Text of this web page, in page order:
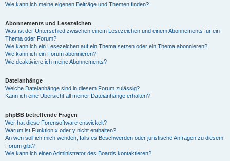
Wie kann ich meine eigenen Beiträge und Themen finden?
Abonnements und Lesezeichen
Was ist der Unterschied zwischen einem Lesezeichen und einem Abonnements für ein
Thema oder Forum?
Wie kann ich ein Lesezeichen auf ein Thema setzen oder ein Thema abonnieren?
Wie kann ich ein Forum abonnieren?
Wie deaktiviere ich meine Abonnements?
Dateianhänge
Welche Dateianhänge sind in diesem Forum zulässig?
Kann ich eine Übersicht all meiner Dateianhänge erhalten?
phpBB betreffende Fragen
Wer hat diese Forensoftware entwickelt?
Warum ist Funktion x oder y nicht enthalten?
An wen soll ich mich wenden, falls es Beschwerden oder juristische Anfragen zu diesem
Forum gibt?
Wie kann ich einen Administrator des Boards kontaktieren?